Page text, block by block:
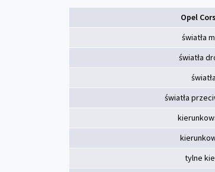
Opel
światła
światła
światła
tylne